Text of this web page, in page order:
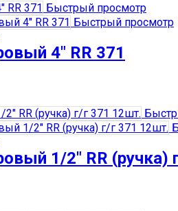
Быстрый просмотр
Быстрый просмотр
4″ RR 371
1/2″ RR (ручка)